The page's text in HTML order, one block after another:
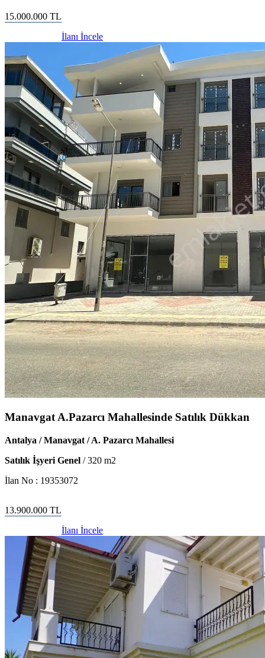
15.000.000 TL
İlanı İncele
Manavgat A.Pazarcı Mahallesinde Satılık Dükkan
Antalya / Manavgat / A. Pazarcı Mahallesi
Satılık İşyeri Genel /320 m2
İlan No : 19353072
13.900.000 TL
İlanı İncele